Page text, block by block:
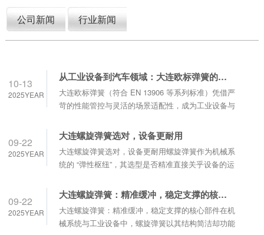
公司新闻 行业新闻
10-13
2025YEAR
从工业设备到汽车领域：大连欧标弹簧的性能优势与场景适配指南
大连欧标弹簧（符合 EN 13906 等系列标准）凭借严
苛的性能管控与灵活的场景适配性，成为工业设备与
靠性与兼容性三大维度，可精准匹配不同场景的功能
需求。从性能优势来看，欧标弹簧在载荷精度与疲劳
寿命上表现突出。按 EN 标准生产的弹簧，载荷偏差
需控制在 5% 以内，远高于普......
09-22
2025YEAR
大连螺旋弹簧选对，设备更耐用
大连螺旋弹簧选对，设备更耐用螺旋弹簧作为机械系
统的 “弹性枢纽”，其选型是否精准直接关乎设备的运
件损耗，而是弹簧选型不当引发的连锁反应 —— 选
对螺旋弹簧，才能为设备筑牢耐用根基。选错弹簧的
隐性危害往往被忽视。某工厂的冲压设备曾因选用弹
力不足的螺旋弹簧，导致模具闭合时缓冲失......
09-22
2025YEAR
大连螺旋弹簧：精准缓冲，稳定支撑的核心部件
大连螺旋弹簧：精准缓冲，稳定支撑的核心部件在机
械系统与工业设备中，螺旋弹簧以其结构简洁却功能